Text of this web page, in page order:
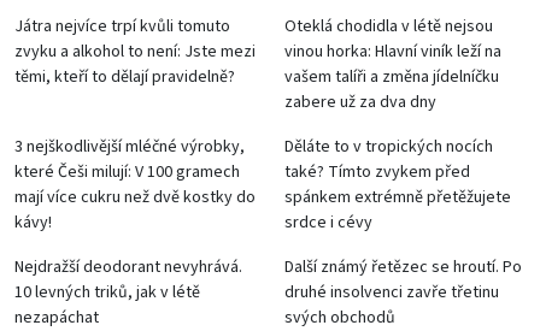
Játra nejvíce trpí kvůli tomuto
zvyku a alkohol to není: Jste mezi
těmi, kteří to dělají pravidelně?
Oteklá chodidla v létě nejsou
vinou horka: Hlavní viník leží na
vašem talíři a změna jídelníčku
zabere už za dva dny
3 nejškodlivější mléčné výrobky,
které Češi milují: V 100 gramech
mají více cukru než dvě kostky do
kávy!
Děláte to v tropických nocích
také? Tímto zvykem před
spánkem extrémně přetěžujete
srdce i cévy
Nejdražší deodorant nevyhrává.
10 levných triků, jak v létě
nezapáchat
Další známý řetězec se hroutí. Po
druhé insolvenci zavře třetinu
svých obchodů